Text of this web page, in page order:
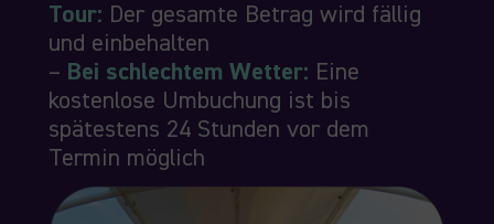
Tour: Der gesamte Betrag wird fällig
und einbehalten
– Bei schlechtem Wetter: Eine
kostenlose Umbuchung ist bis
spätestens 24 Stunden vor dem
Termin möglich